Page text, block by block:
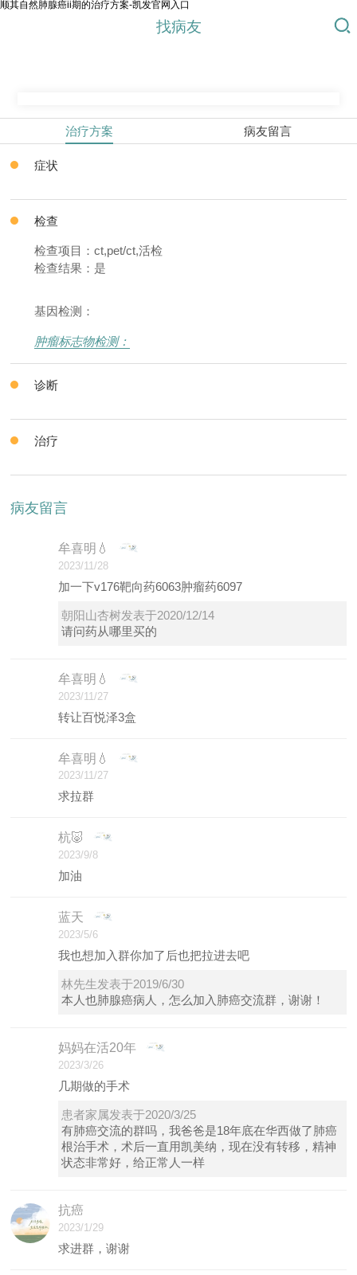
顺其自然肺腺癌ii期的治疗方案-凯发官网入口
找病友
治疗方案 病友留言
症状
检查
检查项目：ct,pet/ct,活检
检查结果：是
基因检测：
肿瘤标志物检测：
诊断
治疗
病友留言
牟喜明💧
2023/11/28
加一下v176靶向药6063肿瘤药6097
朝阳山杏树发表于2020/12/14
请问药从哪里买的
牟喜明💧
2023/11/27
转让百悦泽3盒
牟喜明💧
2023/11/27
求拉群
杭🐷
2023/9/8
加油
蓝天
2023/5/6
我也想加入群你加了后也把拉进去吧
林先生发表于2019/6/30
本人也肺腺癌病人，怎么加入肺癌交流群，谢谢！
妈妈在活20年
2023/3/26
几期做的手术
患者家属发表于2020/3/25
有肺癌交流的群吗，我爸爸是18年底在华西做了肺癌
根治手术，术后一直用凯美纳，现在没有转移，精神
状态非常好，给正常人一样
抗癌
2023/1/29
求进群，谢谢